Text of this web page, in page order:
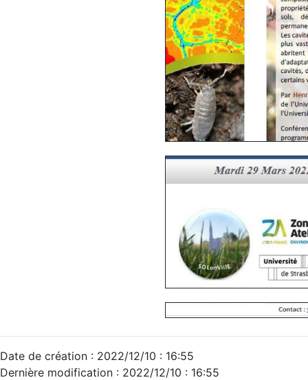
Date de création : 2022/12/10 : 16:55
Dernière modification : 2022/12/10 : 16:55